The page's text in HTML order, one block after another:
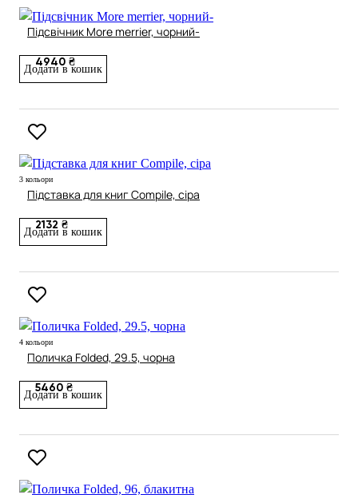
Підсвічник More merrier, чорний-
4940 ₴
Додати в кошик
3 кольори
Підставка для книг Compile, сіра
2132 ₴
Додати в кошик
4 кольори
Поличка Folded, 29.5, чорна
5460 ₴
Додати в кошик